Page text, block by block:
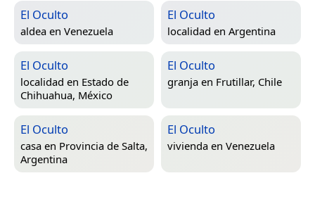
El Oculto
aldea en Venezuela
El Oculto
localidad en Argentina
El Oculto
localidad en Estado de
Chihuahua, México
El Oculto
granja en Frutillar, Chile
El Oculto
casa en Provincia de Salta,
Argentina
El Oculto
vivienda en Venezuela